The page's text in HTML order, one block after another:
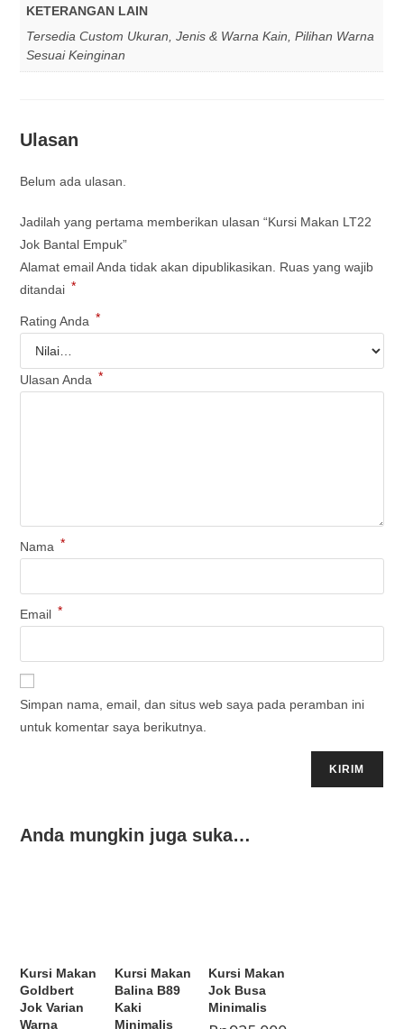
KETERANGAN LAIN
Tersedia Custom Ukuran, Jenis & Warna Kain, Pilihan Warna
Sesuai Keinginan
Ulasan
Belum ada ulasan.
Jadilah yang pertama memberikan ulasan “Kursi Makan LT22
Jok Bantal Empuk”
Alamat email Anda tidak akan dipublikasikan.
Ruas yang wajib
ditandai *
Rating Anda *
Ulasan Anda *
Nama *
Email *
Simpan nama, email, dan situs web saya pada peramban ini
untuk komentar saya berikutnya.
Anda mungkin juga suka…
Kursi Makan
Goldbert
Jok Varian
Warna
Kursi Makan
Balina B89
Kaki
Minimalis
Kursi Makan
Jok Busa
Minimalis